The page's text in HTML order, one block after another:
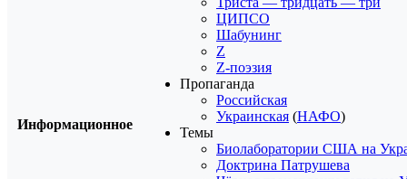
Информационное
ЦИПСО
Шабунинг
Z
Z-поэзия
Пропаганда
Российская
Украинская (НАФО)
Темы
Биолаборатории США на
Доктрина Патрушева